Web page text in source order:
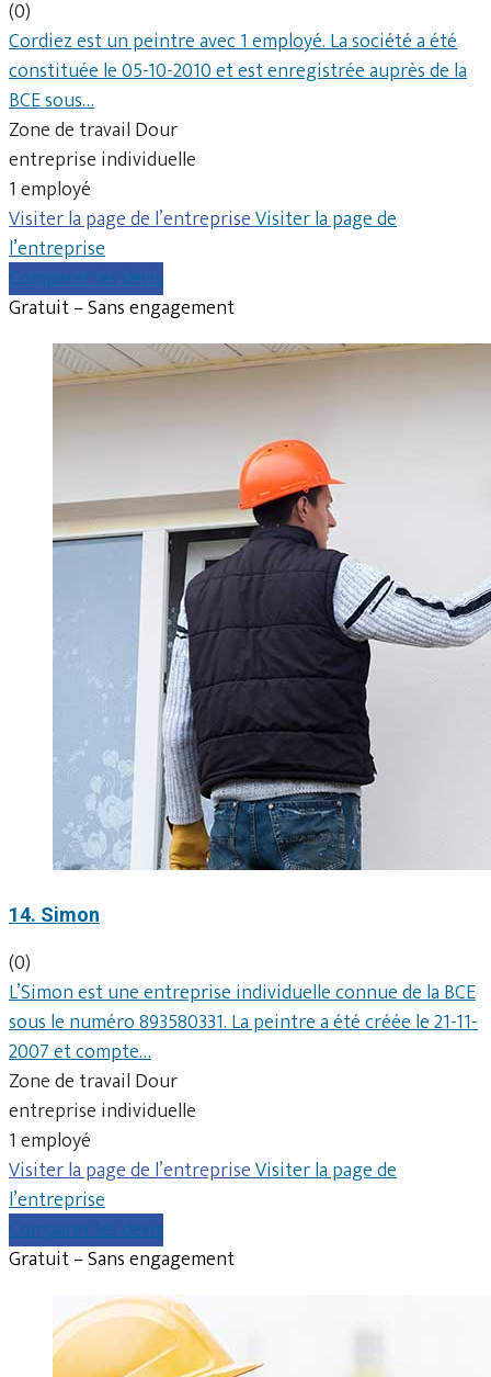
(0)
Cordiez est un peintre avec 1 employé. La société a été
constituée le 05-10-2010 et est enregistrée auprès de la
BCE sous…
Zone de travail Dour
entreprise individuelle
1 employé
Visiter la page de l’entrepriseVisiter la page de
l’entreprise
Comparer les devis
Gratuit – Sans engagement
14. Simon
(0)
L’Simon est une entreprise individuelle connue de la BCE
sous le numéro 893580331. La peintre a été créée le 21-11-
2007 et compte…
Zone de travail Dour
entreprise individuelle
1 employé
Visiter la page de l’entrepriseVisiter la page de
l’entreprise
Comparer les devis
Gratuit – Sans engagement